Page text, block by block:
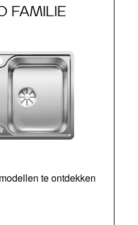
FAMILIE
te ontdekken